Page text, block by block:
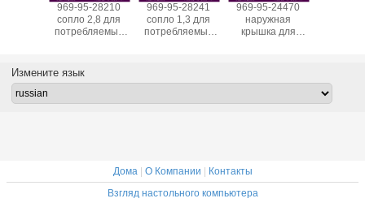
для
60KW
969-95-28210
сопло 2,8 для
потребляемых
резки плазмы
KOMATSU 60KW
969-95-28241
сопло 1,3 для
потребляемых
KOMATSU 60KW
969-95-24470
наружная
крышка для
резки плазмы
Измените язык
Дома| О Компании | Контакты
Взгляд настольного компьютера